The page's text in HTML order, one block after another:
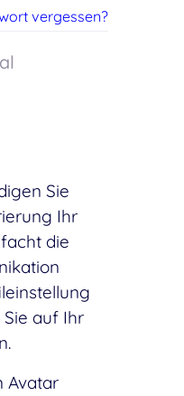
vergessen?
Sie
Ihr
die
auf Ihr
Avatar